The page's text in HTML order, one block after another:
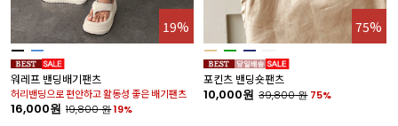
19%
워레프 밴딩배기팬츠
허리밴딩으로 편안하고 활동성 좋은 배기팬츠
16,000원 19,800원19%
75%
포킨츠 밴딩숏팬츠
10,000원 39,800원 75%